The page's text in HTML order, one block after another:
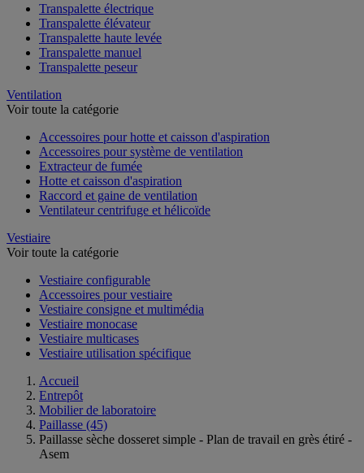
Transpalette électrique
Transpalette élévateur
Transpalette haute levée
Transpalette manuel
Transpalette peseur
Ventilation
Voir toute la catégorie
Accessoires pour hotte et caisson d'aspiration
Accessoires pour système de ventilation
Extracteur de fumée
Hotte et caisson d'aspiration
Raccord et gaine de ventilation
Ventilateur centrifuge et hélicoïde
Vestiaire
Voir toute la catégorie
Vestiaire configurable
Accessoires pour vestiaire
Vestiaire consigne et multimédia
Vestiaire monocase
Vestiaire multicases
Vestiaire utilisation spécifique
Accueil
Entrepôt
Mobilier de laboratoire
Paillasse (45)
Paillasse sèche dosseret simple - Plan de travail en grès étiré -
Asem